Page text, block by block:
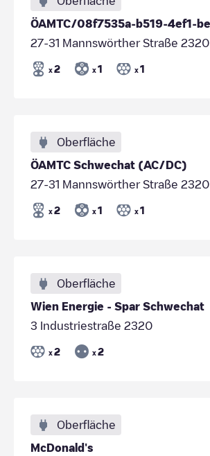
27-31 Mannswörther Straße 2320
x 2 x 1 x 1
Oberfläche
ÖAMTC Schwechat (AC/DC)
27-31 Mannswörther Straße 2320
x 2 x 1 x 1
Oberfläche
Wien Energie - Spar Schwechat
3 Industriestraße 2320
x 2 x 2
Oberfläche
McDonald's